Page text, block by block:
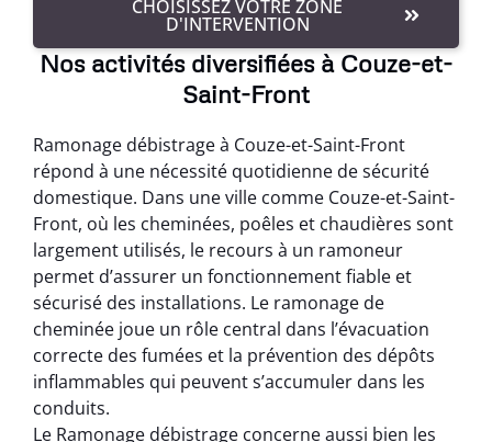
CHOISISSEZ VOTRE ZONE
D'INTERVENTION
Nos activités diversifiées à Couze-et-
Saint-Front
Ramonage débistrage à Couze-et-Saint-Front
répond à une nécessité quotidienne de sécurité
domestique. Dans une ville comme Couze-et-Saint-
Front, où les cheminées, poêles et chaudières sont
largement utilisés, le recours à un ramoneur
permet d’assurer un fonctionnement fiable et
sécurisé des installations. Le ramonage de
cheminée joue un rôle central dans l’évacuation
correcte des fumées et la prévention des dépôts
inflammables qui peuvent s’accumuler dans les
conduits.
Le Ramonage débistrage concerne aussi bien les